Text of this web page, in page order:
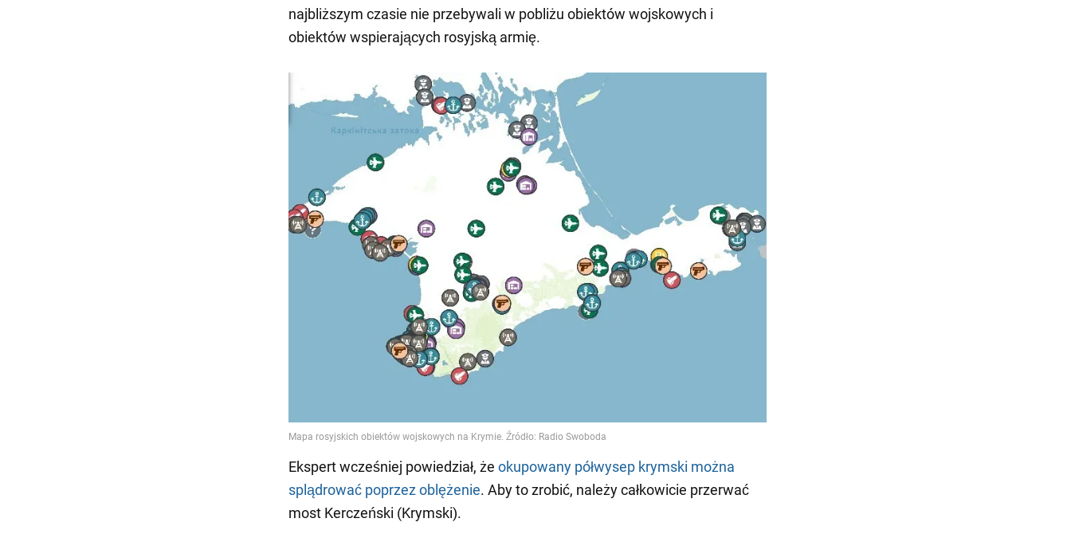
najbliższym czasie nie przebywali w pobliżu obiektów wojskowych i
obiektów wspierających rosyjską armię.
Ekspert wcześniej powiedział, że okupowany półwysep krymski można
splądrować poprzez oblężenie. Aby to zrobić, należy całkowicie przerwać
most Kerczeński (Krymski).